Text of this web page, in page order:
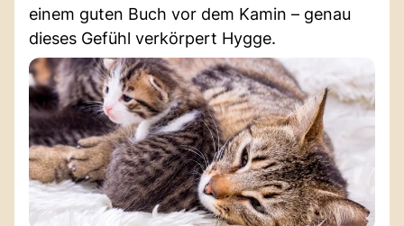
einem guten Buch vor dem Kamin – genau
dieses Gefühl verkörpert Hygge.